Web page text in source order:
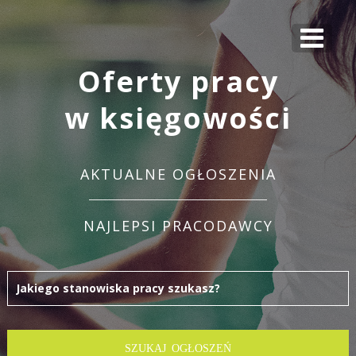
Oferty pracy
w księgowości
AKTUALNE OGŁOSZENIA
NAJLEPSI PRACODAWCY